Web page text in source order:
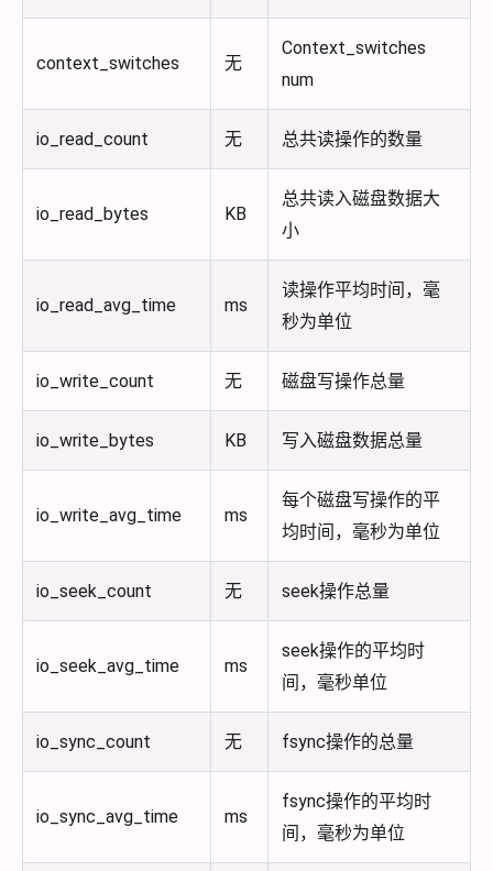
context_switches 无
Context_switches
num
io_read_count 无 总共读操作的数量
io_read_bytes KB
总共读入磁盘数据大
小
io_read_avg_time ms
读操作平均时间，毫
秒为单位
io_write_count 无 磁盘写操作总量
io_write_bytes KB 写入磁盘数据总量
io_write_avg_time ms
每个磁盘写操作的平
均时间，毫秒为单位
io_seek_count 无 seek操作总量
io_seek_avg_time ms
seek操作的平均时
间，毫秒单位
io_sync_count 无 fsync操作的总量
io_sync_avg_time ms
fsync操作的平均时
间，毫秒为单位